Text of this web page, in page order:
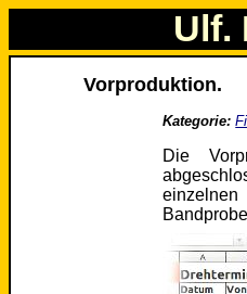
Ulf.
Vorproduktion.
Kategorie:
Die